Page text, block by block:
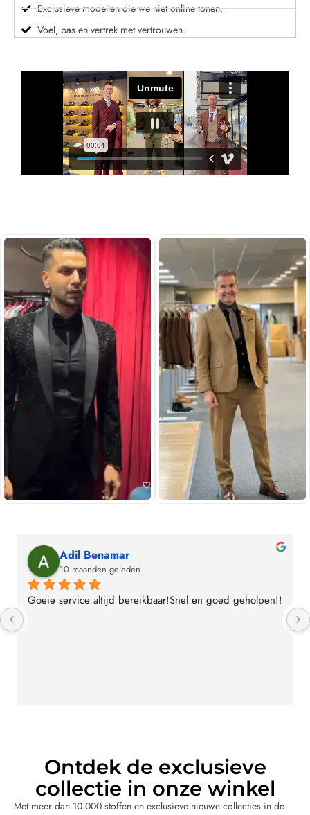
Exclusieve modellen die we niet online tonen.
Voel, pas en vertrek met vertrouwen.
Arez Hoessein
10 maanden geleden
Heel vriendelijk geholpen en pak naar mijn smaak en
Ontdek de exclusieve
collectie in onze winkel
Met meer dan 10.000 stoffen en exclusieve nieuwe collecties in de